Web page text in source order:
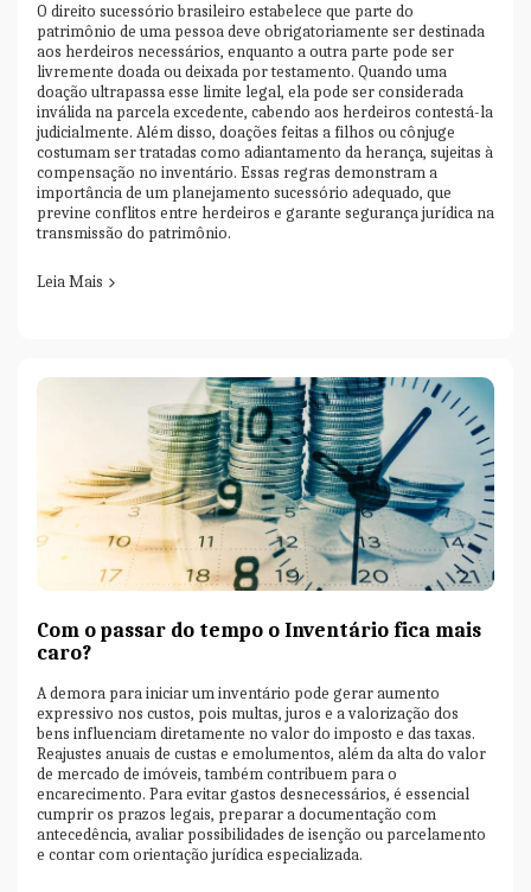
O direito sucessório brasileiro estabelece que parte do
patrimônio de uma pessoa deve obrigatoriamente ser destinada
aos herdeiros necessários, enquanto a outra parte pode ser
livremente doada ou deixada por testamento. Quando uma
doação ultrapassa esse limite legal, ela pode ser considerada
inválida na parcela excedente, cabendo aos herdeiros contestá-la
judicialmente. Além disso, doações feitas a filhos ou cônjuge
costumam ser tratadas como adiantamento da herança, sujeitas à
compensação no inventário. Essas regras demonstram a
importância de um planejamento sucessório adequado, que
previne conflitos entre herdeiros e garante segurança jurídica na
transmissão do patrimônio.
Leia Mais
Com o passar do tempo o Inventário fica mais
caro?
A demora para iniciar um inventário pode gerar aumento
expressivo nos custos, pois multas, juros e a valorização dos
bens influenciam diretamente no valor do imposto e das taxas.
Reajustes anuais de custas e emolumentos, além da alta do valor
de mercado de imóveis, também contribuem para o
encarecimento. Para evitar gastos desnecessários, é essencial
cumprir os prazos legais, preparar a documentação com
antecedência, avaliar possibilidades de isenção ou parcelamento
e contar com orientação jurídica especializada.